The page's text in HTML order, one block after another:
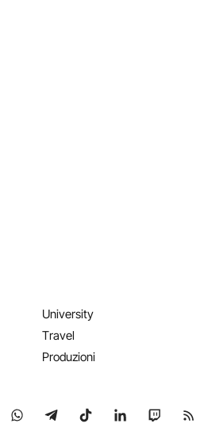
University
Travel
Produzioni
X su YouTube
Seguici su WhatsApp
Seguici su Telegram
Seguici su TikTok
Seguici su
Seguici